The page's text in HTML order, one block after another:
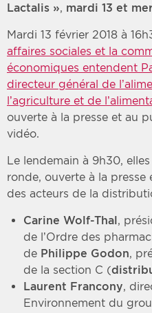
Lactalis », mardi 13 et
Mardi 13 février 2018 à
affaires sociales et la
économiques entendent
directeur général de
l’agriculture et de
ouverte à la presse et au
vidéo.
Le lendemain à 9h30,
ronde, ouverte à la
des acteurs de la
Carine Wolf-Thal,
de l’Ordre des
de Philippe Godon,
de la section C (
Laurent Francony,
Environnement du